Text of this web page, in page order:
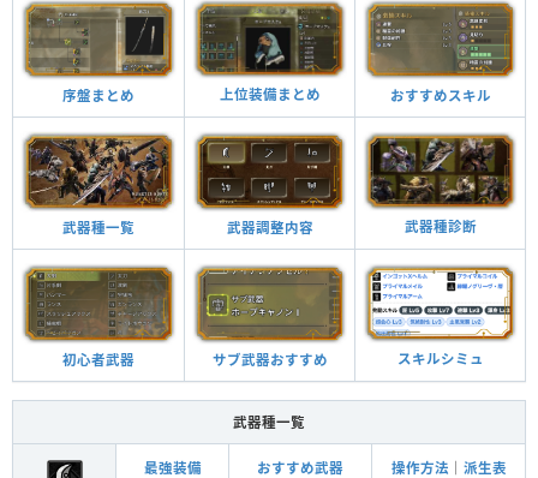
序盤まとめ 上位装備まとめ おすすめスキル
武器種一覧 武器調整内容 武器種診断
初心者武器 サブ武器おすすめ スキルシミュ
武器種一覧
最強装備 おすすめ武器 操作方法 派生表